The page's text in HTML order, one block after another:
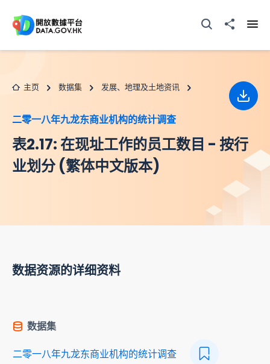
打开搜寻器分享至
主页 数据集 发展、地理及土地资讯
二零一八年九龙东商业机构的统计调查
表2.17: 在现址工作的员工数目 - 按行
业划分 (繁体中文版本)
下载
数据资源的详细资料
数据集
二零一八年九龙东商业机构的统计调查